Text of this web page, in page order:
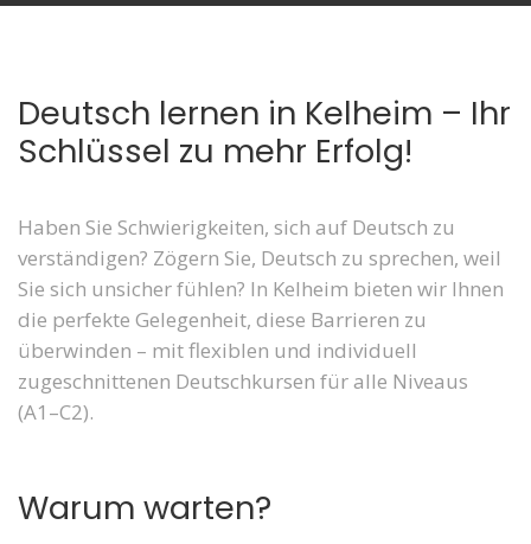
Deutsch lernen in Kelheim – Ihr
Schlüssel zu mehr Erfolg!
Haben Sie Schwierigkeiten, sich auf Deutsch zu
verständigen? Zögern Sie, Deutsch zu sprechen, weil
Sie sich unsicher fühlen? In Kelheim bieten wir Ihnen
die perfekte Gelegenheit, diese Barrieren zu
überwinden – mit flexiblen und individuell
zugeschnittenen Deutschkursen für alle Niveaus
(A1–C2).
Warum warten?